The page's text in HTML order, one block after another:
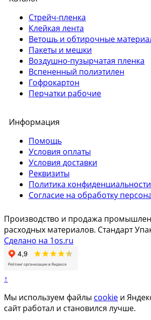
Стрейч-пленка
Клейкая лента
Ветошь и обтирочные
Пакеты и мешки
Воздушно-пузырчатая пленка
Вспененный полиэтилен
Гофрокартон
Перчатки рабочие
Информация
Помощь
Условия оплаты
Условия доставки
Реквизиты
Политика конфиденциальности
Согласие на обработку
Производство и продажа
расходных материалов. Стандарт
Сделано на 1os.ru
↑
Мы используем файлы cookie и
сайт работал и становился лучше.